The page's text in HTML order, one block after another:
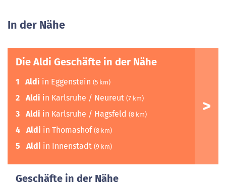
In der Nähe
Die Aldi Geschäfte in der Nähe
1 Aldi in Eggenstein (5 km)
2 Aldi in Karlsruhe / Neureut (7 km)
3 Aldi in Karlsruhe / Hagsfeld (8 km)
4 Aldi in Thomashof (8 km)
5 Aldi in Innenstadt (9 km)
Geschäfte in der Nähe